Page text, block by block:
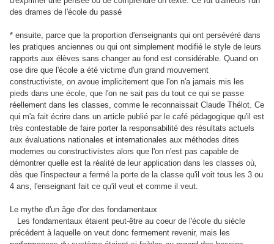
des drames de l'école du passé
* ensuite, parce que la proportion d'enseignants qui ont persévéré dans
les pratiques anciennes ou qui ont simplement modifié le style de leurs
rapports aux élèves sans changer au fond est considérable. Quand on
ose dire que l'école a été victime d'un grand mouvement
constructiviste, on avoue implicitement que l'on n'a jamais mis les
pieds dans une école, que l'on ne sait pas du tout ce qui se passe
réellement dans les classes, comme le reconnaissait Claude Thélot. Ce
qui m'a fait écrire dans un article publié par le café pédagogique qu'il est
très contestable de faire porter la responsabilité des résultats actuels
aux évaluations nationales et internationales aux méthodes dites
modernes ou constructivistes alors que l'on n'est pas capable de
démontrer quelle est la réalité de leur application dans les classes où,
dès que l'inspecteur a fermé la porte de la classe qu'il voit tous les 3 ou
4 ans, l'enseignant fait ce qu'il veut et comme il veut.
Le mythe d'un âge d'or des fondamentaux
Les fondamentaux étaient peut-être au coeur de l'école du siècle
précédent à laquelle on veut donc fermement revenir, mais les